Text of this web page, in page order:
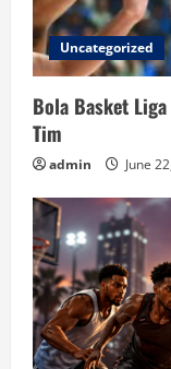
Uncategorized
Bola Basket
Tim
admin June